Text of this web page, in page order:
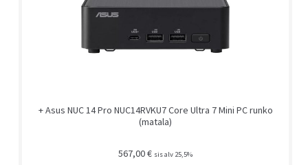
+ Asus NUC 14 Pro NUC14RVKU7 Core Ultra 7 Mini PC runko
(matala)
567,00€ sis alv 25,5%